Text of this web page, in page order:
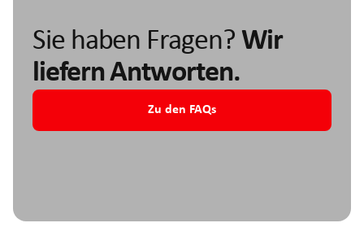
Sie haben Fragen? Wir
liefern Antworten.
Zu den FAQs